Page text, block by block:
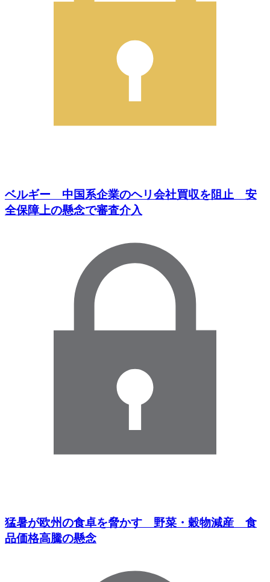
ベルギー 中国系企業のヘリ会社買収を阻止 安
全保障上の懸念で審査介入
猛暑が欧州の食卓を脅かす 野菜・穀物減産 食
品価格高騰の懸念